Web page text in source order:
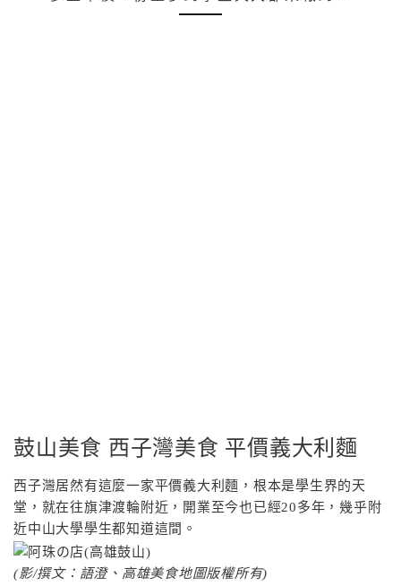
鼓山美食 西子灣美食 平價義大利麵
西子灣居然有這麼一家平價義大利麵，根本是學生界的天
堂，就在往旗津渡輪附近，開業至今也已經20多年，幾乎附
近中山大學學生都知道這間。
(影/撰文：語澄、高雄美食地圖版權所有)